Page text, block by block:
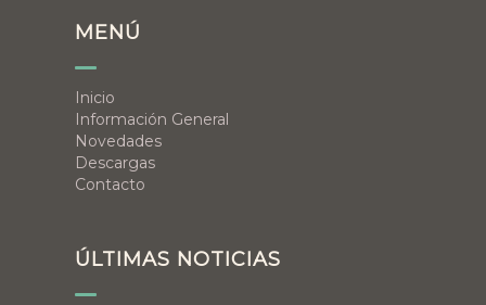
MENÚ
Inicio
Información General
Novedades
Descargas
Contacto
ÚLTIMAS NOTICIAS